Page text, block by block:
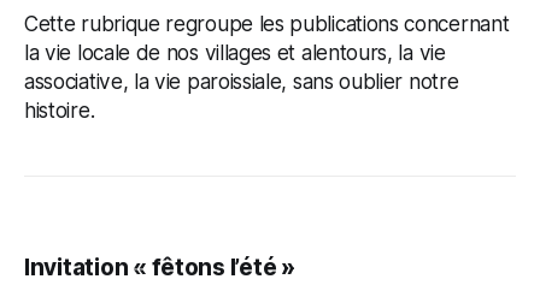
Cette rubrique regroupe les publications concernant
la vie locale de nos villages et alentours, la vie
associative, la vie paroissiale, sans oublier notre
histoire.
Invitation « fêtons l’été »